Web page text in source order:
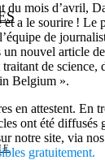
du mois d’avril,
a le sourire ! Le
de
un nouvel article
de science,
Belgium ».
en attestent. En
ont été diffusés
notre site, via
gratuitement.